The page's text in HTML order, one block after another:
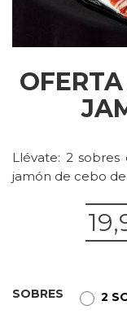
Llévate: 2
jamón de cebo
SOBRES 2